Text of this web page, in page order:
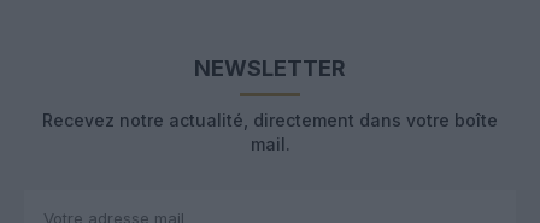
NEWSLETTER
Recevez notre actualité, directement dans votre boîte
mail.